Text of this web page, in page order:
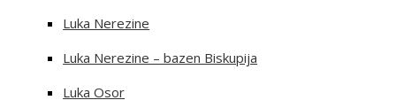
Luka Nerezine
Luka Nerezine – bazen Biskupija
Luka Osor